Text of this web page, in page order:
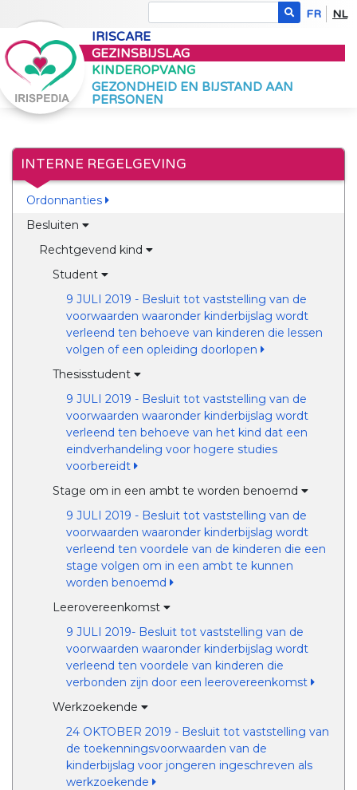
FR NL
IRISCARE
GEZINSBIJSLAG
KINDEROPVANG
GEZONDHEID EN BIJSTAND AAN
PERSONEN
INTERNE REGELGEVING
Ordonnanties
Besluiten
Rechtgevend kind
Student
9 JULI 2019 - Besluit tot vaststelling van de
voorwaarden waaronder kinderbijslag wordt
verleend ten behoeve van kinderen die lessen
volgen of een opleiding doorlopen
Thesisstudent
9 JULI 2019 - Besluit tot vaststelling van de
voorwaarden waaronder kinderbijslag wordt
verleend ten behoeve van het kind dat een
eindverhandeling voor hogere studies
voorbereidt
Stage om in een ambt te worden benoemd
9 JULI 2019 - Besluit tot vaststelling van de
voorwaarden waaronder kinderbijslag wordt
verleend ten voordele van de kinderen die een
stage volgen om in een ambt te kunnen
worden benoemd
Leerovereenkomst
9 JULI 2019- Besluit tot vaststelling van de
voorwaarden waaronder kinderbijslag wordt
verleend ten voordele van kinderen die
verbonden zijn door een leerovereenkomst
Werkzoekende
24 OKTOBER 2019 - Besluit tot vaststelling van
de toekenningsvoorwaarden van de
kinderbijslag voor jongeren ingeschreven als
werkzoekende